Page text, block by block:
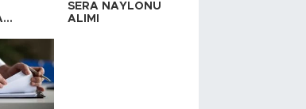
SERA NAYLONU
ALIMI